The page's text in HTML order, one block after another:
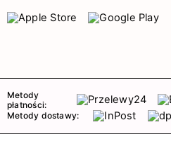
Metody
płatności:
Metody dostawy: